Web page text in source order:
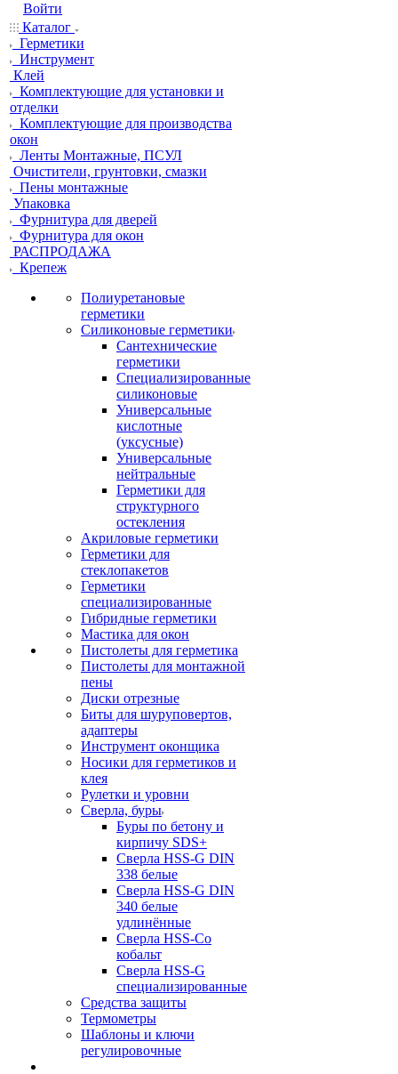
Войти
Каталог
Герметики
Инструмент
Клей
Комплектующие для установки и
отделки
Комплектующие для производства
окон
Ленты Монтажные, ПСУЛ
Очистители, грунтовки, смазки
Пены монтажные
Упаковка
Фурнитура для дверей
Фурнитура для окон
РАСПРОДАЖА
Крепеж
Полиуретановые
герметики
Силиконовые герметики
Сантехнические
герметики
Специализированные
силиконовые
Универсальные
кислотные
(уксусные)
Универсальные
нейтральные
Герметики для
структурного
остекления
Акриловые герметики
Герметики для
стеклопакетов
Герметики
специализированные
Гибридные герметики
Мастика для окон
Пистолеты для герметика
Пистолеты для монтажной
пены
Диски отрезные
Биты для шуруповертов,
адаптеры
Инструмент оконщика
Носики для герметиков и
клея
Рулетки и уровни
Сверла, буры
Буры по бетону и
кирпичу SDS+
Сверла HSS-G DIN
338 белые
Сверла HSS-G DIN
340 белые
удлинённые
Сверла HSS-Co
кобальт
Сверла HSS-G
специализированные
Средства защиты
Термометры
Шаблоны и ключи
регулировочные